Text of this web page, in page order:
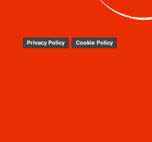
Privacy Policy Cookie Policy